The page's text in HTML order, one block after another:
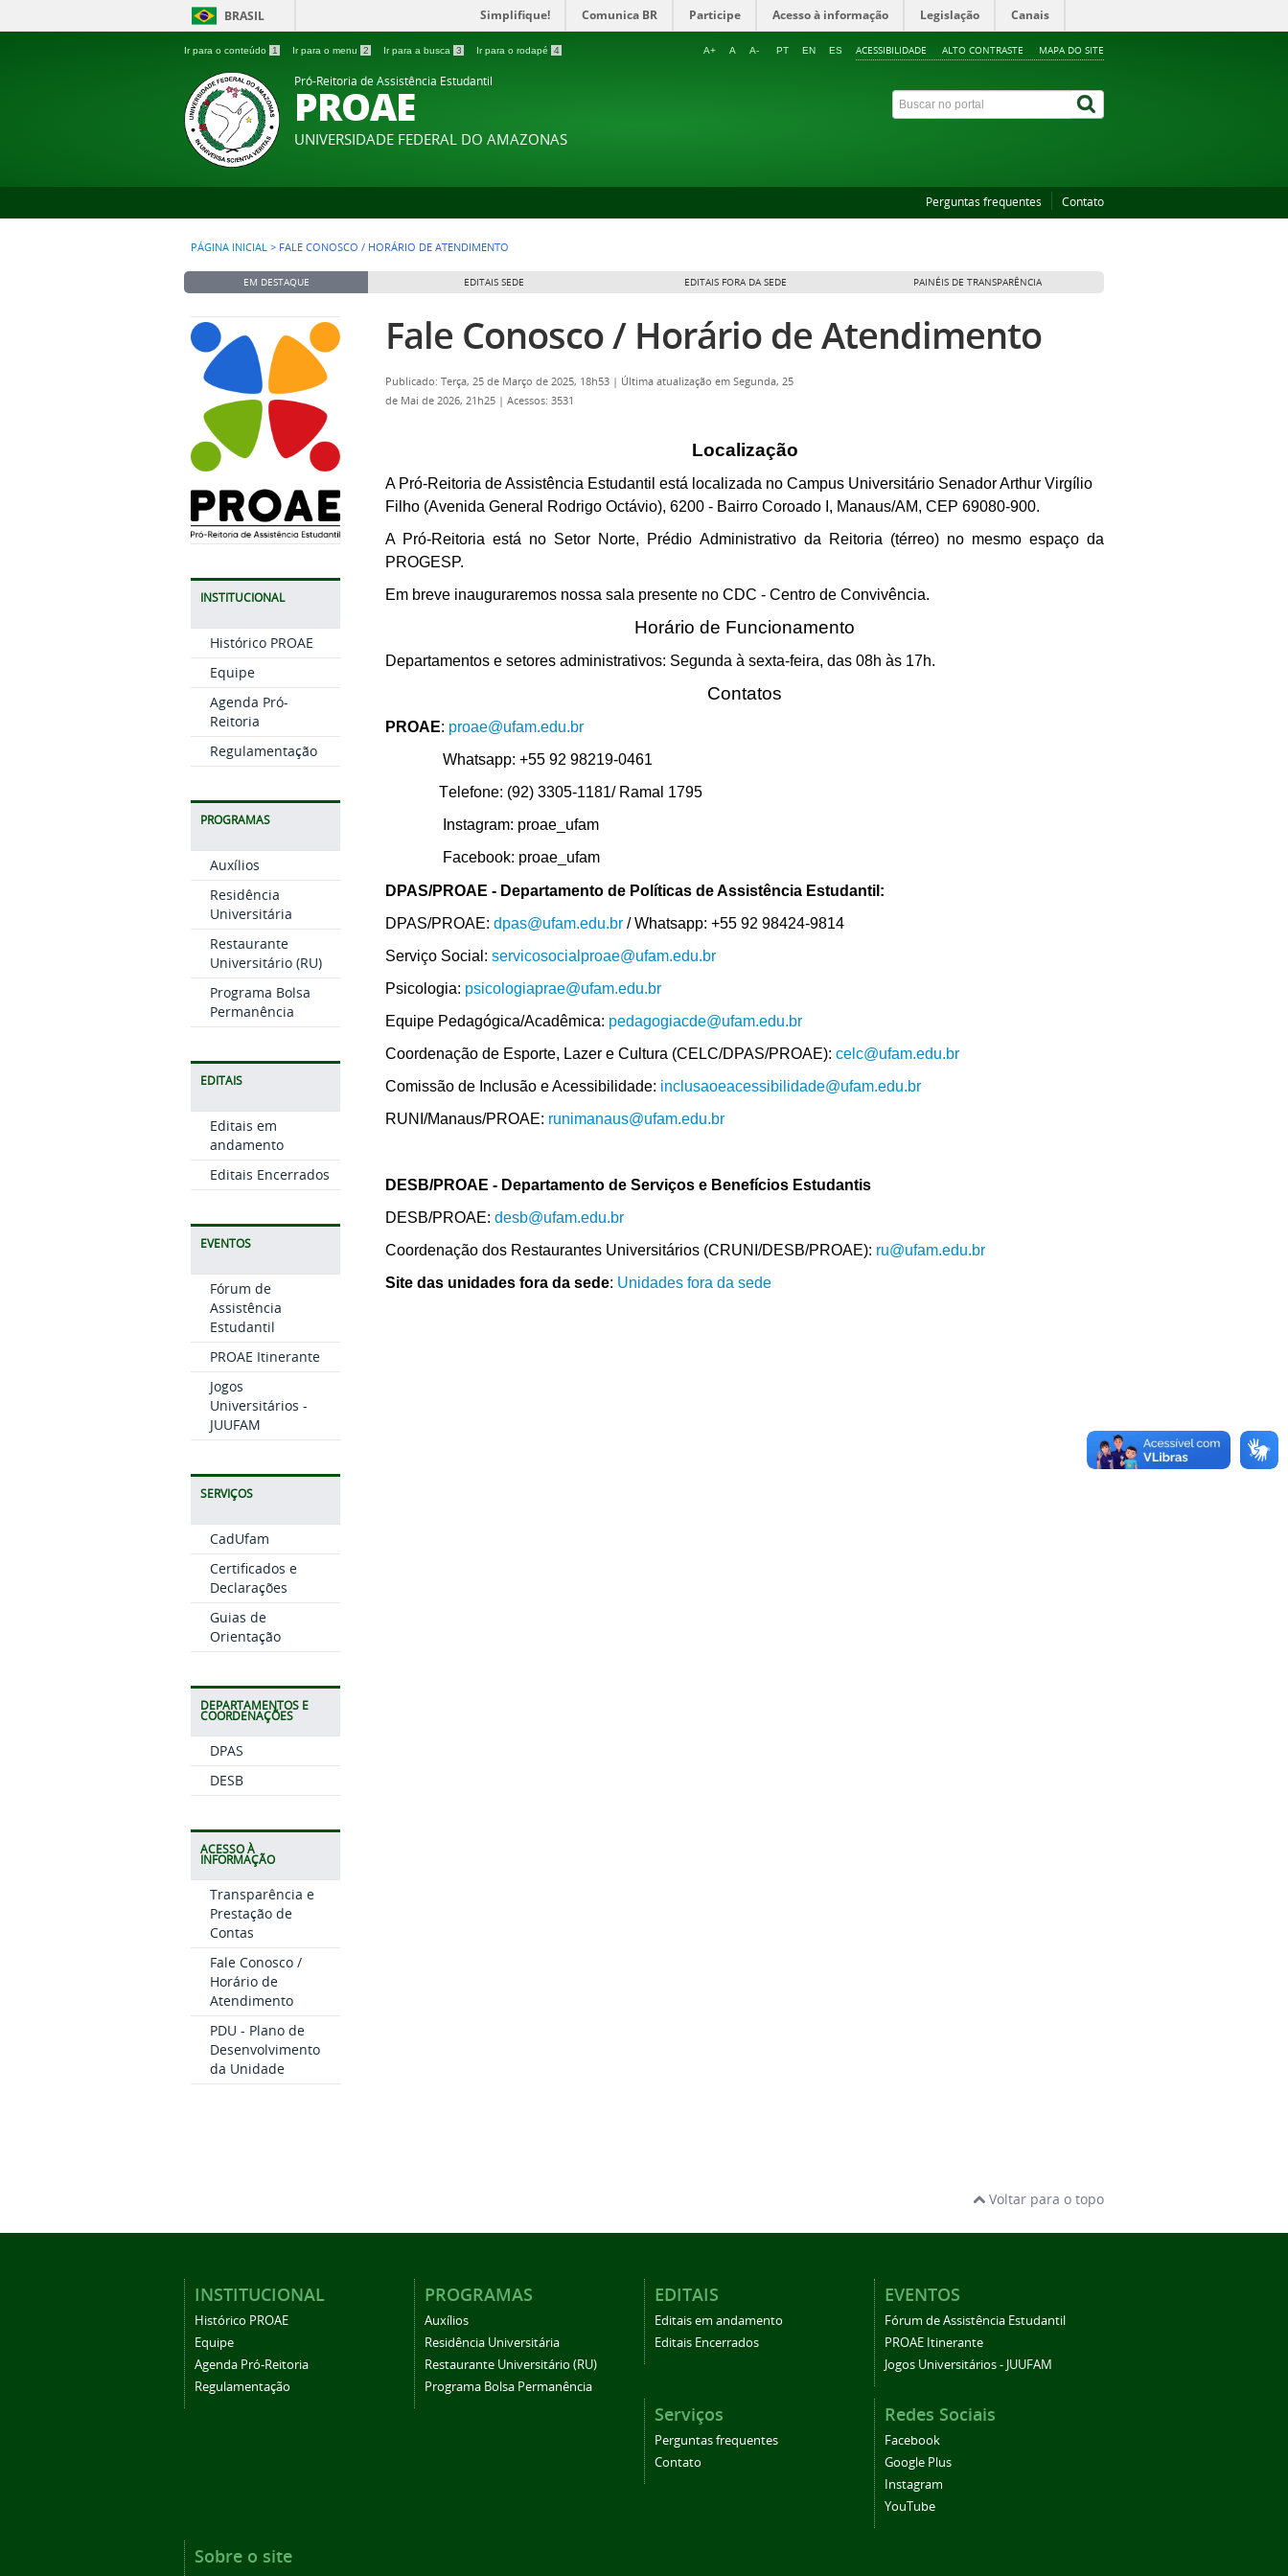
BRASIL Simplifique! Comunica BR Participe Acesso à informação Legislação Canais
Ir para o conteúdo 1 Ir para o menu 2 Ir para a busca 3 Ir para o rodapé 4 ACESSIBILIDADE ALTO CONTRASTE MAPA DO SITE
A+ A A- PT EN ES
Pró-Reitoria de Assistência Estudantil
PROAE
UNIVERSIDADE FEDERAL DO AMAZONAS
Perguntas frequentes Contato
PÁGINA INICIAL > FALE CONOSCO / HORÁRIO DE ATENDIMENTO
EM DESTAQUE EDITAIS SEDE EDITAIS FORA DA SEDE PAINÉIS DE TRANSPARÊNCIA
INSTITUCIONAL
Histórico PROAE
Equipe
Agenda Pró-
Reitoria
Regulamentação
PROGRAMAS
Auxílios
Residência
Universitária
Restaurante
Universitário (RU)
Programa Bolsa
Permanência
EDITAIS
Editais em
andamento
Editais Encerrados
EVENTOS
Fórum de
Assistência
Estudantil
PROAE Itinerante
Jogos
Universitários -
JUUFAM
SERVIÇOS
CadUfam
Certificados e
Declarações
Guias de
Orientação
DEPARTAMENTOS E
COORDENAÇÕES
DPAS
DESB
ACESSO À
INFORMAÇÃO
Transparência e
Prestação de
Contas
Fale Conosco /
Horário de
Atendimento
PDU - Plano de
Desenvolvimento
da Unidade
Fale Conosco / Horário de Atendimento
Publicado: Terça, 25 de Março de 2025, 18h53 | Última atualização em Segunda, 25
de Mai de 2026, 21h25 | Acessos: 3531
Localização
A Pró-Reitoria de Assistência Estudantil está localizada no Campus Universitário Senador Arthur Virgílio
Filho (Avenida General Rodrigo Octávio), 6200 - Bairro Coroado I, Manaus/AM, CEP 69080-900.
A Pró-Reitoria está no Setor Norte, Prédio Administrativo da Reitoria (térreo) no mesmo espaço da
PROGESP.
Em breve inauguraremos nossa sala presente no CDC - Centro de Convivência.
Horário de Funcionamento
Departamentos e setores administrativos: Segunda à sexta-feira, das 08h às 17h.
Contatos
PROAE: proae@ufam.edu.br
Whatsapp: +55 92 98219-0461
Telefone: (92) 3305-1181/ Ramal 1795
Instagram: proae_ufam
Facebook: proae_ufam
DPAS/PROAE - Departamento de Políticas de Assistência Estudantil:
DPAS/PROAE: dpas@ufam.edu.br /Whatsapp: +55 92 98424-9814
Serviço Social: servicosocialproae@ufam.edu.br
Psicologia: psicologiaprae@ufam.edu.br
Equipe Pedagógica/Acadêmica: pedagogiacde@ufam.edu.br
Coordenação de Esporte, Lazer e Cultura (CELC/DPAS/PROAE): celc@ufam.edu.br
Comissão de Inclusão e Acessibilidade: inclusaoeacessibilidade@ufam.edu.br
RUNI/Manaus/PROAE: runimanaus@ufam.edu.br
DESB/PROAE - Departamento de Serviços e Benefícios Estudantis
DESB/PROAE: desb@ufam.edu.br
Coordenação dos Restaurantes Universitários (CRUNI/DESB/PROAE): ru@ufam.edu.br
Site das unidades fora da sede: Unidades fora da sede
Voltar para o topo
INSTITUCIONAL
Histórico PROAE
Equipe
Agenda Pró-Reitoria
Regulamentação
PROGRAMAS
Auxílios
Residência Universitária
Restaurante Universitário (RU)
Programa Bolsa Permanência
EDITAIS
Editais em andamento
Editais Encerrados
EVENTOS
Fórum de Assistência Estudantil
PROAE Itinerante
Jogos Universitários - JUUFAM
Serviços
Perguntas frequentes
Contato
Redes Sociais
Facebook
Google Plus
Instagram
YouTube
Sobre o site